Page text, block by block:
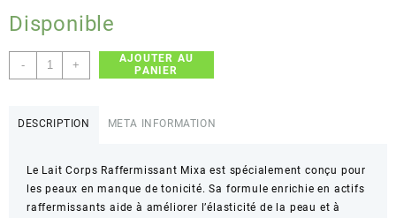
Disponible
-
quantité
de
Raffermissant
–
Lisse
+
AJOUTER AU
PANIER
DESCRIPTION META INFORMATION
Le Lait Corps Raffermissant Mixa est spécialement conçu pour
les peaux en manque de tonicité. Sa formule enrichie en actifs
raffermissants aide à améliorer l’élasticité de la peau et à